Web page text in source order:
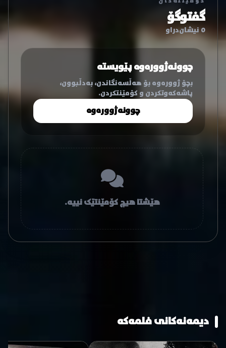
گفتوگۆ
0 نیشان‌دراو
چوونەژوورەوە پێویستە
بچۆ ژوورەوە بۆ هەڵسەنگاندن، بەدڵبوون،
پاشەکەوتکردن و کۆمێنتکردن.
چوونەژوورەوە
هێشتا هیچ کۆمێنتێک نییە.
دیمەنەکانی فلمەکە